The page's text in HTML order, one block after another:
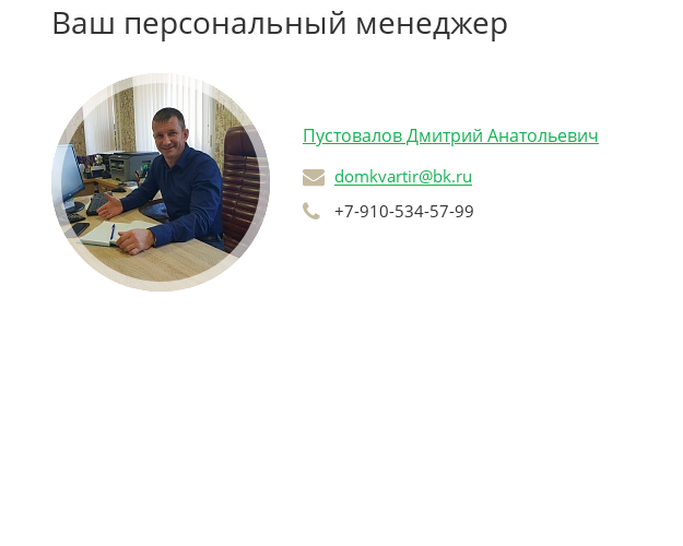
Ваш персональный менеджер
Пустовалов Дмитрий Анатольевич
domkvartir@bk.ru
+7-910-534-57-99